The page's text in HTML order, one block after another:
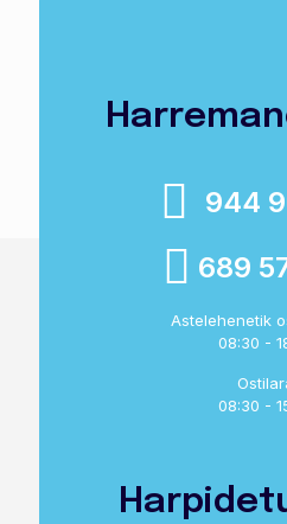
944
689
Astelehenetik
08:30 -
08:30 -